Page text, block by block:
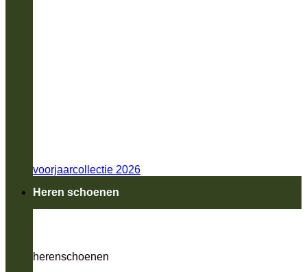
voorjaarcollectie 2026
Heren schoenen
herenschoenen